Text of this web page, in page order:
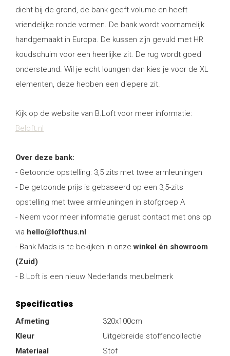
dicht bij de grond, de bank geeft volume en heeft
vriendelijke ronde vormen. De bank wordt voornamelijk
handgemaakt in Europa. De kussen zijn gevuld met HR
koudschuim voor een heerlijke zit. De rug wordt goed
ondersteund. Wil je echt loungen dan kies je voor de XL
elementen, deze hebben een diepere zit.
Kijk op de website van B.Loft voor meer informatie:
Beloft.nl
Over deze bank:
- Getoonde opstelling: 3,5 zits met twee armleuningen
- De getoonde prijs is gebaseerd op een 3,5-zits
opstelling met twee armleuningen in stofgroep A
- Neem voor meer informatie gerust contact met ons op
via hello@lofthus.nl
- Bank Mads is te bekijken in onzewinkel én showroom
(Zuid)
- B.Loft is een nieuw Nederlands meubelmerk
Specificaties
Afmeting
320x100cm
Kleur
Uitgebreide stoffencollectie
Materiaal
Stof